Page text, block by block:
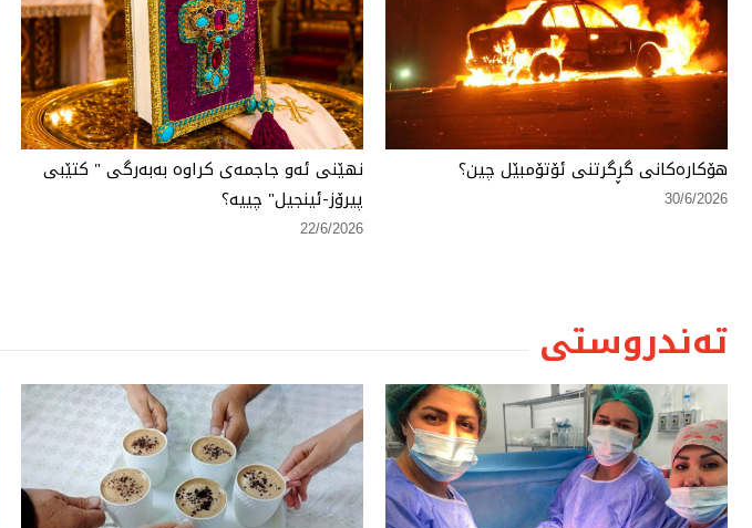
هۆكارەكانی گڕگرتنی ئۆتۆمبێل چین؟
30/6/2026
نهێنی ئەو جاجمەی كراوە بەبەرگی " كتێبی
پیرۆز-ئینجیل" چییە؟
22/6/2026
تەندروستی